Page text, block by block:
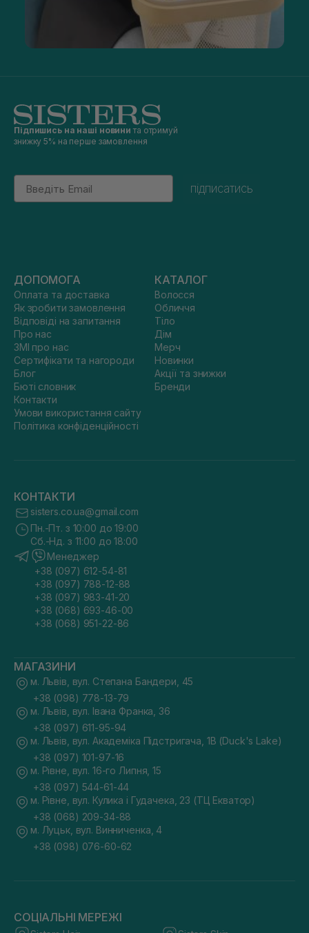
Підпишись на наші новини та отримуй
знижку 5% на перше замовлення
Email
підписатись
ДОПОМОГА
Оплата та доставка
Як зробити замовлення
Відповіді на запитання
Про нас
ЗМІ про нас
Сертифікати та нагороди
Блог
Бюті словник
Контакти
Умови використання сайту
Політика конфіденційності
КАТАЛОГ
Волосся
Обличчя
Тіло
Дім
Мерч
Новинки
Акції та знижки
Бренди
КОНТАКТИ
sisters.co.ua@gmail.com
Пн.-Пт. з 10:00 до 19:00
Сб.-Нд. з 11:00 до 18:00
Менеджер
+38 (097) 612-54-81
+38 (097) 788-12-88
+38 (097) 983-41-20
+38 (068) 693-46-00
+38 (068) 951-22-86
МАГАЗИНИ
м. Львів, вул. Степана Бандери, 45
+38 (098) 778-13-79
м. Львів, вул. Івана Франка, 36
+38 (097) 611-95-94
м. Львів, вул. Академіка Підстригача, 1В (Duck's Lake)
+38 (097) 101-97-16
м. Рівне, вул. 16-го Липня, 15
+38 (097) 544-61-44
м. Рівне, вул. Кулика і Гудачека, 23 (ТЦ Екватор)
+38 (068) 209-34-88
м. Луцьк, вул. Винниченка, 4
+38 (098) 076-60-62
СОЦІАЛЬНІ МЕРЕЖІ